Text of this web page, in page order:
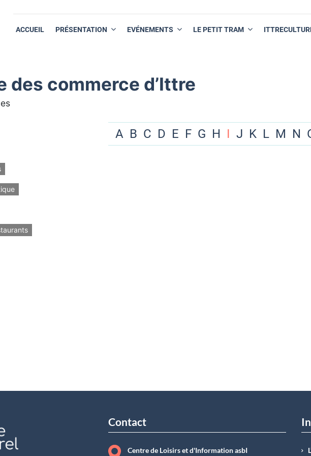
ACCUEIL PRÉSENTATION EVÉNEMENTS LE PETIT TRAM
des commerce d’Ittre
A B C D E F G H I J K L M N
Contact
Centre de Loisirs et d'Information asbI